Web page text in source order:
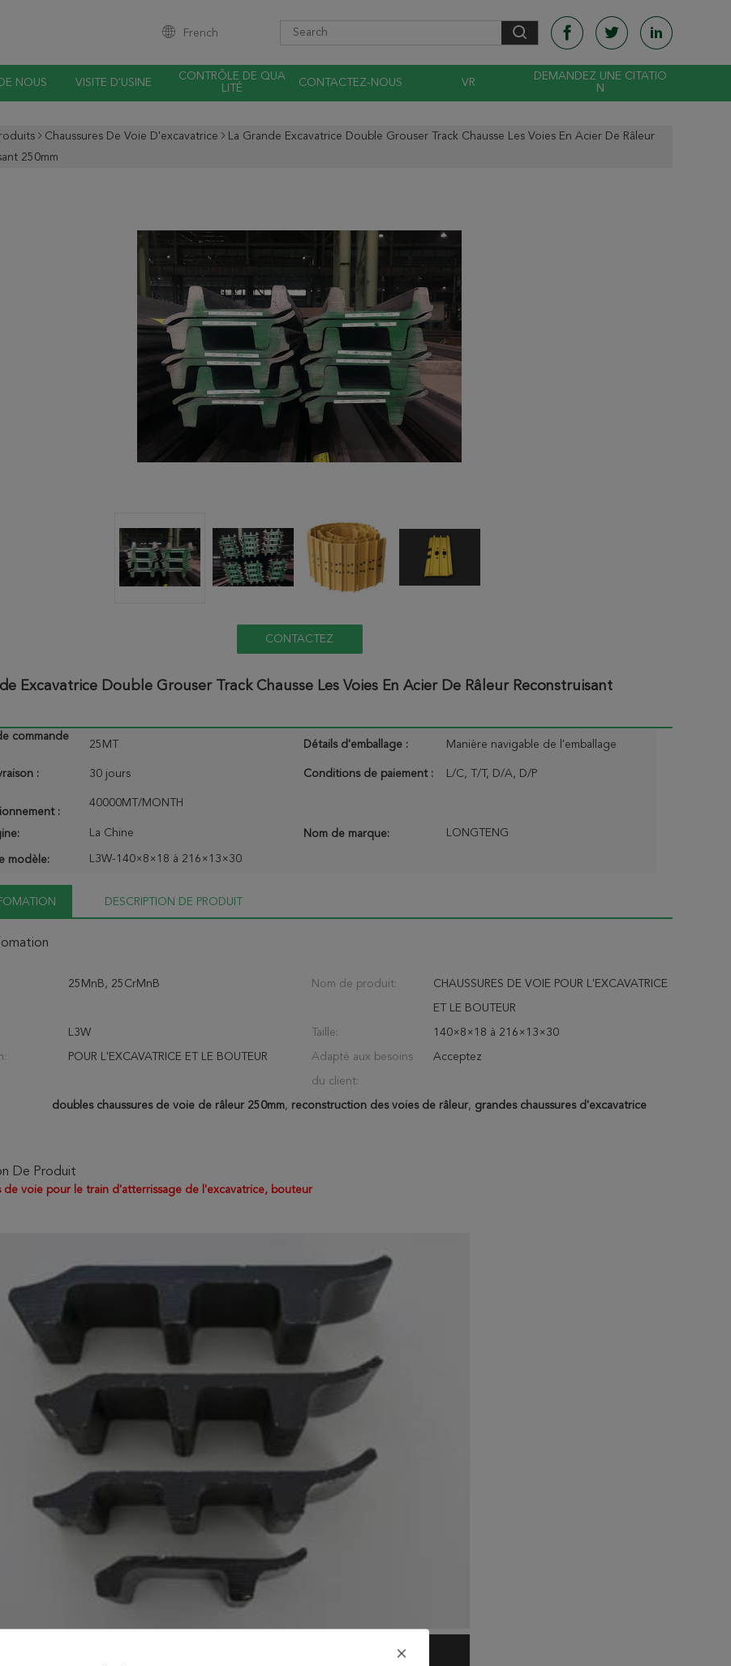
French
NOUS VISITE D'USINE
CONTRÔLE DE QUA
LITÉ
CONTACTEZ-NOUS VR
DEMANDEZ UNE CITATIO
N
Chaussures De Voie D'excavatrice
La Grande Excavatrice Double Grouser Track Chausse Les Voies En Acier De Râleur
250mm
CONTACTEZ
Excavatrice Double Grouser Track Chausse Les Voies En Acier De Râleur Reconstruisant
commande
25MT Détails d'emballage : Manière navigable de l'emballage
: 30 jours Conditions de paiement :
L/C, T/T, D/A, D/P
:
40000MT/MONTH
La Chine Nom de marque: LONGTENG
modèle: L3W-140×8×18 à 216×13×30
DESCRIPTION DE PRODUIT
25MnB, 25CrMnB Nom de produit: CHAUSSURES DE VOIE POUR L'EXCAVATRICE
ET LE BOUTEUR
L3W Taille: 140×8×18 à 216×13×30
POUR L'EXCAVATRICE ET LE BOUTEUR Adapté aux besoins
du client:
Acceptez
doubles chaussures de voie de râleur 250mm, reconstruction des voies de râleur, grandes chaussures d'excavatrice
De Produit
de voie pour le train d'atterrissage de l'excavatrice, bouteur